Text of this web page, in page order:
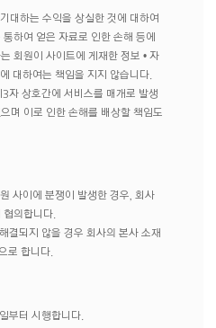
대하는 수익을 상실한 것에 대하여
하여 얻은 자료로 인한 손해 등에
회원이 사이트에 게재한 정보 • 자
대하여는 책임을 지지 않습니다.
자 상호간에 서비스를 매개로 발생
며 이로 인한 손해를 배상할 책임도
사이에 분쟁이 발생한 경우, 회사
협의합니다.
결되지 않을 경우 회사의 본사 소재
로 합니다.
부터 시행합니다.